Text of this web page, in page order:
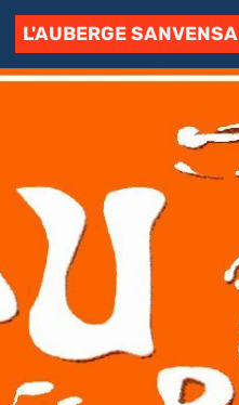
L'AUBERGE SANVENSA